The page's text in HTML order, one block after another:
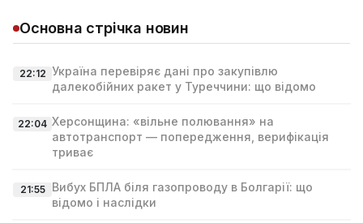
Основна стрічка новин
22:12 Україна перевіряє дані про закупівлю
далекобійних ракет у Туреччини: що відомо
22:04 Херсонщина: «вільне полювання» на
автотранспорт — попередження, верифікація
триває
21:55
Вибух БПЛА біля газопроводу в Болгарії: що
відомо і наслідки